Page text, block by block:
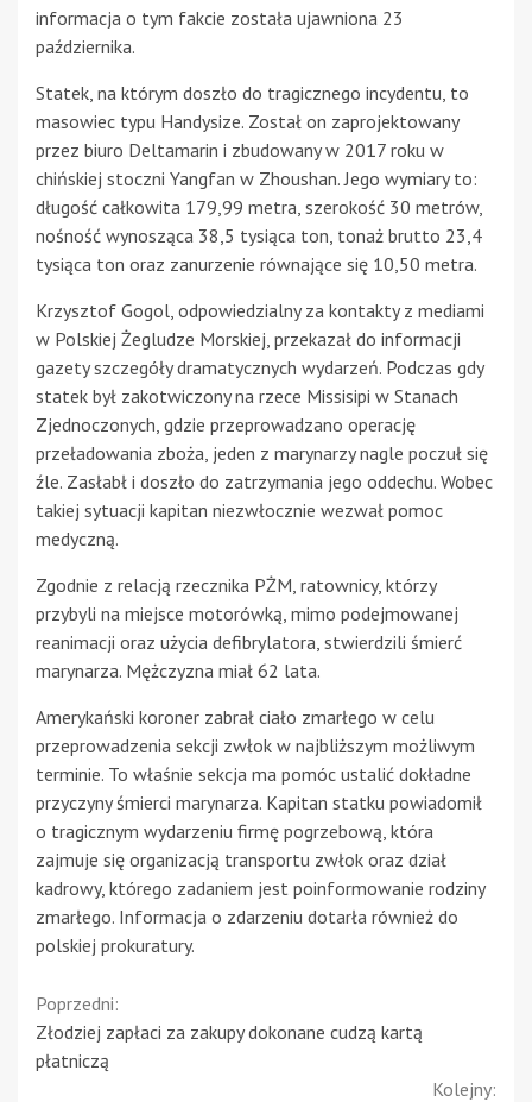
informacja o tym fakcie została ujawniona 23
października.
Statek, na którym doszło do tragicznego incydentu, to
masowiec typu Handysize. Został on zaprojektowany
przez biuro Deltamarin i zbudowany w 2017 roku w
chińskiej stoczni Yangfan w Zhoushan. Jego wymiary to:
długość całkowita 179,99 metra, szerokość 30 metrów,
nośność wynosząca 38,5 tysiąca ton, tonaż brutto 23,4
tysiąca ton oraz zanurzenie równające się 10,50 metra.
Krzysztof Gogol, odpowiedzialny za kontakty z mediami
w Polskiej Żegludze Morskiej, przekazał do informacji
gazety szczegóły dramatycznych wydarzeń. Podczas gdy
statek był zakotwiczony na rzece Missisipi w Stanach
Zjednoczonych, gdzie przeprowadzano operację
przeładowania zboża, jeden z marynarzy nagle poczuł się
źle. Zasłabł i doszło do zatrzymania jego oddechu. Wobec
takiej sytuacji kapitan niezwłocznie wezwał pomoc
medyczną.
Zgodnie z relacją rzecznika PŻM, ratownicy, którzy
przybyli na miejsce motorówką, mimo podejmowanej
reanimacji oraz użycia defibrylatora, stwierdzili śmierć
marynarza. Mężczyzna miał 62 lata.
Amerykański koroner zabrał ciało zmarłego w celu
przeprowadzenia sekcji zwłok w najbliższym możliwym
terminie. To właśnie sekcja ma pomóc ustalić dokładne
przyczyny śmierci marynarza. Kapitan statku powiadomił
o tragicznym wydarzeniu firmę pogrzebową, która
zajmuje się organizacją transportu zwłok oraz dział
kadrowy, którego zadaniem jest poinformowanie rodziny
zmarłego. Informacja o zdarzeniu dotarła również do
polskiej prokuratury.
Continue
Reading
Poprzedni:
Złodziej zapłaci za zakupy dokonane cudzą kartą
płatniczą
Kolejny: